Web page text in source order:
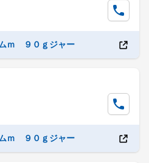
ｍ ９０ｇジャー
ｍ ９０ｇジャー